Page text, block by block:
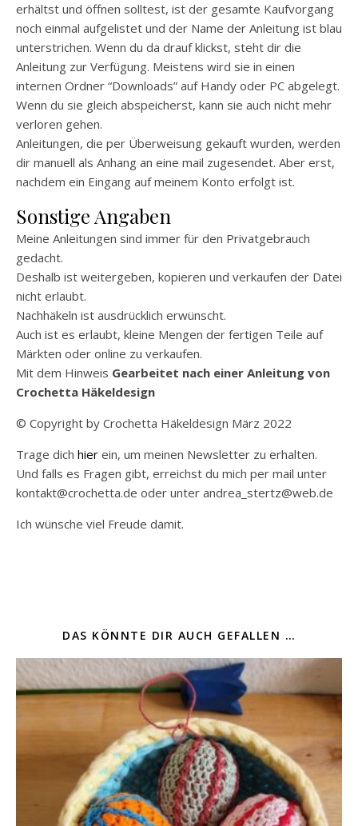
erhältst und öffnen solltest, ist der gesamte Kaufvorgang
noch einmal aufgelistet und der Name der Anleitung ist blau
unterstrichen. Wenn du da drauf klickst, steht dir die
Anleitung zur Verfügung. Meistens wird sie in einen
internen Ordner “Downloads” auf Handy oder PC abgelegt.
Wenn du sie gleich abspeicherst, kann sie auch nicht mehr
verloren gehen.
Anleitungen, die per Überweisung gekauft wurden, werden
dir manuell als Anhang an eine mail zugesendet. Aber erst,
nachdem ein Eingang auf meinem Konto erfolgt ist.
Sonstige Angaben
Meine Anleitungen sind immer für den Privatgebrauch
gedacht.
Deshalb ist weitergeben, kopieren und verkaufen der Datei
nicht erlaubt.
Nachhäkeln ist ausdrücklich erwünscht.
Auch ist es erlaubt, kleine Mengen der fertigen Teile auf
Märkten oder online zu verkaufen.
Mit dem Hinweis Gearbeitet nach einer Anleitung von
Crochetta Häkeldesign
© Copyright by Crochetta Häkeldesign März 2022
Trage dich hier ein, um meinen Newsletter zu erhalten.
Und falls es Fragen gibt, erreichst du mich per mail unter
kontakt@crochetta.de oder unter andrea_stertz@web.de
Ich wünsche viel Freude damit.
DAS KÖNNTE DIR AUCH GEFALLEN …